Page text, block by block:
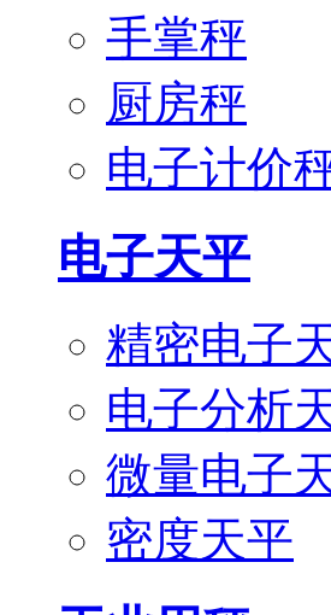
手掌秤
厨房秤
电子计价
电子天平
精密电子
电子分析
微量电子
密度天平